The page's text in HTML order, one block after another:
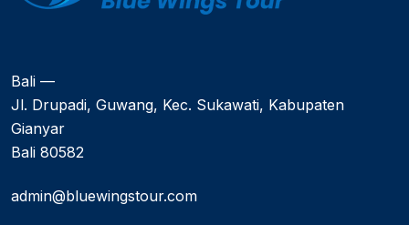
Bali —
Jl. Drupadi, Guwang, Kec. Sukawati, Kabupaten
Gianyar
Bali 80582
admin@bluewingstour.com